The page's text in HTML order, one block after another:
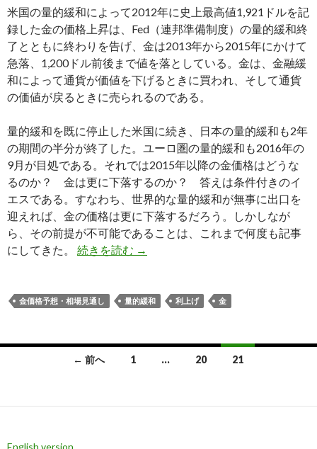
米国の量的緩和によって2012年に史上最高値1,921ドルを記
録した金の価格上昇は、Fed（連邦準備制度）の量的緩和終
了とともに終わりを告げ、金は2013年から2015年にかけて
急落、1,200ドル前後まで値を落としている。金は、金融緩
和によって通貨が価値を下げるときに買われ、そして通貨
の価値が戻るときに売られるのである。
量的緩和を既に停止した米国に続き、日本の量的緩和も2年
の期間の半分が終了した。ユーロ圏の量的緩和も2016年の
9月が目処である。それでは2015年以降の金価格はどうな
るのか？ 金は更に下落するのか？ 答えは条件付きのイ
エスである。すなわち、世界的な量的緩和が無事に出口を
迎えれば、金の価格は更に下落するだろう。しかしなが
ら、その前提が不可能であることは、これまで何度も記事
にしてきた。 続きを読む 金はいつ買うべきか？: 2015年以
→
金価格予想・相場見通し 量的緩和 利上げ 金
ナ
← 前へ 1 … 20 21
English version